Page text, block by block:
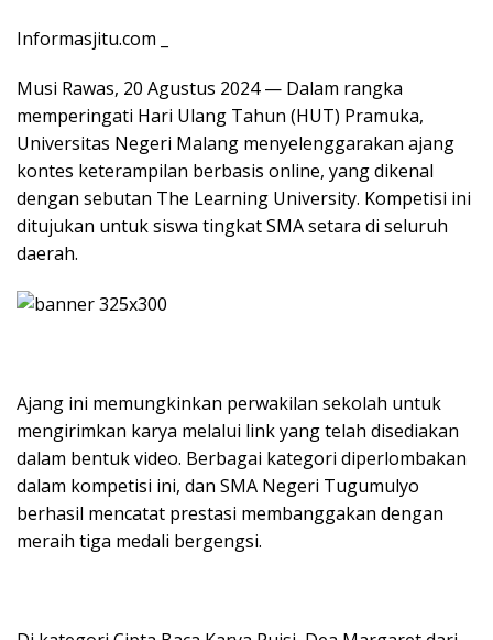
Informasjitu.com _
Musi Rawas, 20 Agustus 2024 — Dalam rangka
memperingati Hari Ulang Tahun (HUT) Pramuka,
Universitas Negeri Malang menyelenggarakan ajang
kontes keterampilan berbasis online, yang dikenal
dengan sebutan The Learning University. Kompetisi ini
ditujukan untuk siswa tingkat SMA setara di seluruh
daerah.
Ajang ini memungkinkan perwakilan sekolah untuk
mengirimkan karya melalui link yang telah disediakan
dalam bentuk video. Berbagai kategori diperlombakan
dalam kompetisi ini, dan SMA Negeri Tugumulyo
berhasil mencatat prestasi membanggakan dengan
meraih tiga medali bergengsi.